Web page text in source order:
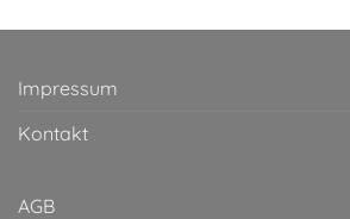
Impressum
Kontakt
AGB